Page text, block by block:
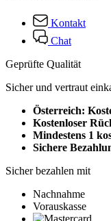
Kontakt
Chat
Geprüfte Qualität
Sicher und vertraut
Österreich:
Kostenloser
Mindestens 1
Sichere
Sicher bezahlen mit
Nachnahme
Vorauskasse